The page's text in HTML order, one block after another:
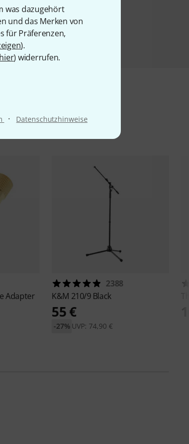
was dazugehört
und das Merken von
für Präferenzen,
).
hier) widerrufen.
· Datenschutzhinweise
Adapter
2388
K&M 210/9 Black
55 €
UVP: 74,90 €
-27%